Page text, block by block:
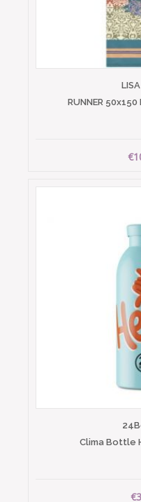
RUNNER
Clima Bottle